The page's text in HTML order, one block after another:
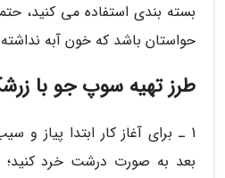
بسته بندی استفاده می کنید،
حواستان باشد که خون آبه
طرز تهیه سوپ جو با
1 ـ برای آغاز کار ابتدا پیاز
بعد به صورت درشت خرد